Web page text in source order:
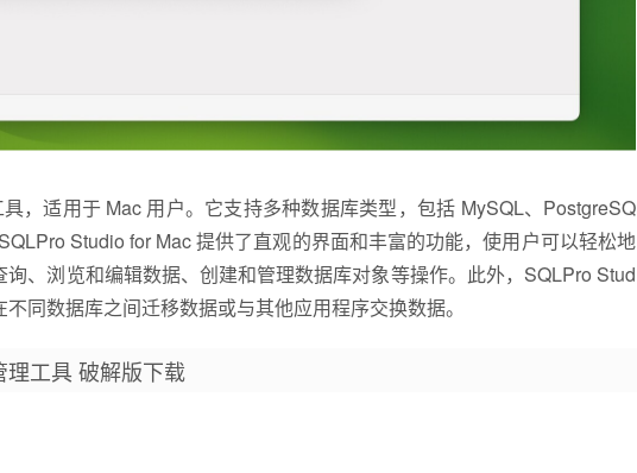
，适用于 Mac 用户。它支持多种数据库类型，包括 MySQL、PostgreSQ
Studio for Mac 提供了直观的界面和丰富的功能，使用户可以轻松地
、浏览和编辑数据、创建和管理数据库对象等操作。此外，SQLPro Stud
同数据库之间迁移数据或与其他应用程序交换数据。
工具 破解版下载